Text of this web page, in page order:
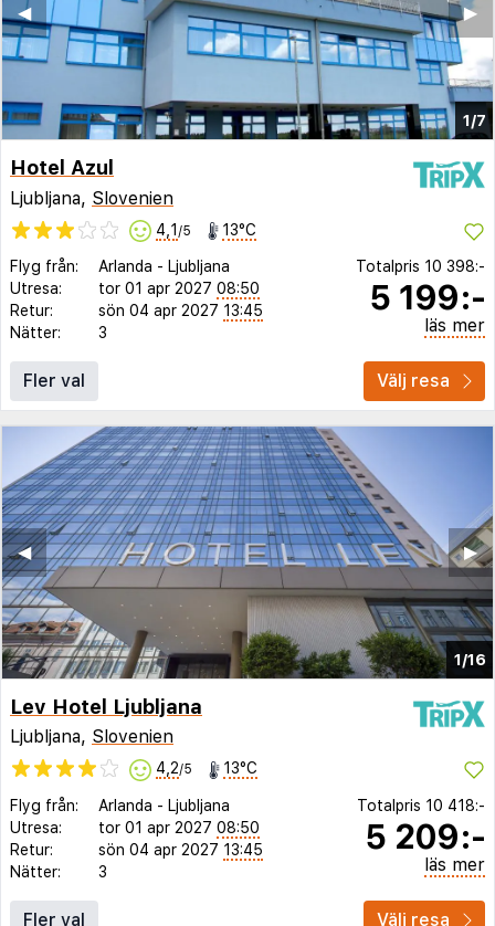
1/7
▶︎
◀︎
Hotel Azul
Ljubljana, Slovenien
4,1 /5 13°C
Flyg från: Arlanda - Ljubljana
Utresa:
tor 01 apr 2027 08:50
Retur:
sön 04 apr 2027 13:45
Nätter:
3
Totalpris 10 398:-
5 199:-
läs mer
Fler val Välj resa
1/16
▶︎
◀︎
Lev Hotel Ljubljana
Ljubljana, Slovenien
4,2/5 13°C
Flyg från: Arlanda - Ljubljana
Utresa:
tor 01 apr 2027 08:50
Retur:
sön 04 apr 2027 13:45
Nätter:
3
Totalpris 10 418:-
5 209:-
läs mer
Fler val Välj resa